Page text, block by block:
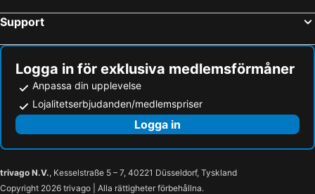
Support
Logga in för exklusiva medlemsförmåner
Anpassa din upplevelse
Lojalitetserbjudanden/medlemspriser
Logga in
trivago N.V., Kesselstraße 5 – 7, 40221 Düsseldorf, Tyskland
Copyright 2026 trivago | Alla rättigheter förbehållna.